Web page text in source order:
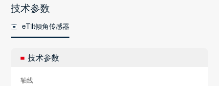
技术参数
eTilt倾角传感器
技术参数
轴线